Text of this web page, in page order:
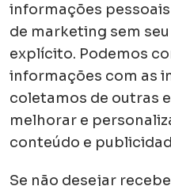
informações
de marketing sem
explícito. Podemos
informações com as
coletamos de outras
melhorar e
conteúdo e
Se não desejar